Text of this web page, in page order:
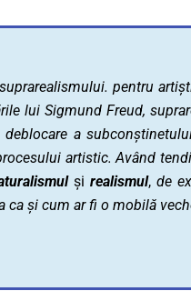
pentru
lui Sigmund Freud,
a
artistic. Având
și realismul, de
și cum ar fi o mobilă